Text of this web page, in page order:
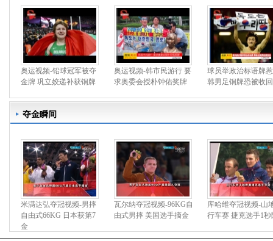
奥运视频-铅球冠军被夺
金牌 巩立姣递补获铜牌
奥运视频-韩市民游行 要
求奥委会授朴钟佑奖牌
球员举政治标语牌
韩男足铜牌恐被收回
夺金瞬间
米满达弘夺冠视频-男摔
自由式66KG 日本获第7
金
瓦尔纳夺冠视频-96KG自
由式男摔 美国选手摘金
库哈维夺冠视频-山
行车赛 捷克选手1秒